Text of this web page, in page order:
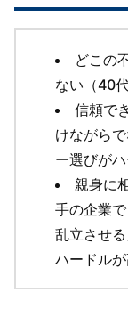
どこの
ない（40代
信頼で
けながら
ー選びが
親身に
手の企業
乱立させ
ハードル